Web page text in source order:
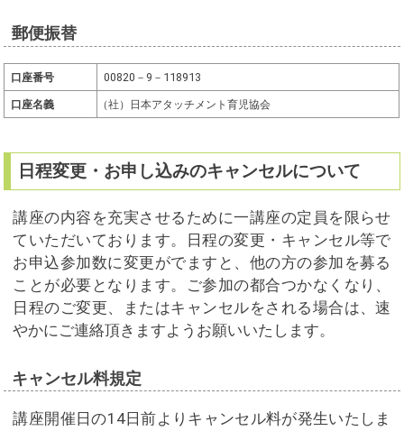
郵便振替
口座番号
00820－9－118913
口座名義
（社）日本アタッチメント育児協会
日程変更・お申し込みのキャンセルについて
講座の内容を充実させるために一講座の定員を限らせ
ていただいております。日程の変更・キャンセル等で
お申込参加数に変更がでますと、他の方の参加を募る
ことが必要となります。ご参加の都合つかなくなり、
日程のご変更、またはキャンセルをされる場合は、速
やかにご連絡頂きますようお願いいたします。
キャンセル料規定
講座開催日の14日前よりキャンセル料が発生いたしま